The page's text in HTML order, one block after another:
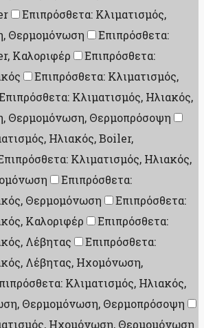
Επιπρόσθετα: Κλιματισμός,
Θερμομόνωση
Επιπρόσθετα:
Καλοριφέρ
Επιπρόσθετα:
Επιπρόσθετα: Κλιματισμός,
Κλιματισμός, Ηλιακός,
Θερμομόνωση, Θερμοπρόσοψη
Ηλιακός, Boiler,
Κλιματισμός, Ηλιακός,
Επιπρόσθετα:
Θερμομόνωση
Επιπρόσθετα:
Καλοριφέρ
Επιπρόσθετα:
Λέβητας
Επιπρόσθετα:
Λέβητας, Ηχομόνωση,
Κλιματισμός, Ηλιακός,
Θερμομόνωση, Θερμοπρόσοψη
Ηχομόνωση, Θερμομόνωση